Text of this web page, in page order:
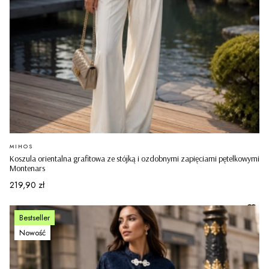
Koszula orientalna grafitowa ze stójką i ozdobnymi zapięciami pętelkowymi
Montenars
PRODUCENT
MIHOS
Cena
219,90 zł
Bestseller
Nowość